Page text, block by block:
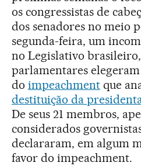
os congressistas de
dos senadores no meio
segunda-feira, um
no Legislativo brasileiro,
parlamentares elegeram
do impeachmentque
destituição da
De seus 21 membros,
considerados
declararam, em algum
favor do impeachment.